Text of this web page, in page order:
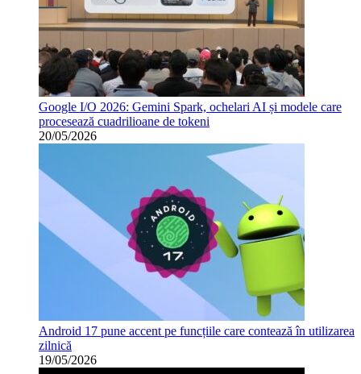
Google I/O 2026: Gemini Spark, ochelari AI și modele care
procesează cuadrilioane de tokeni
20/05/2026
Android 17 pune accent pe funcțiile care contează în utilizarea
zilnică
19/05/2026